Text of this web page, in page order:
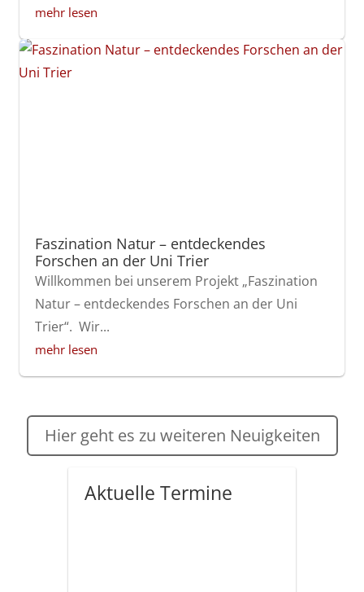
mehr lesen
Faszination Natur – entdeckendes
Forschen an der Uni Trier
Willkommen bei unserem Projekt „Faszination
Natur – entdeckendes Forschen an der Uni
Trier“. Wir...
mehr lesen
Hier geht es zu weiteren Neuigkeiten
Aktuelle Termine